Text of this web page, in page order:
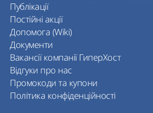
Публікації
Постійні акції
Допомога (Wiki)
Документи
Вакансії компанії ГиперХост
Відгуки про нас
Промокоди та купони
Політика конфіденційності